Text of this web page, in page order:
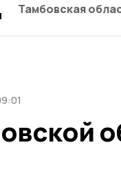
Тамбовская